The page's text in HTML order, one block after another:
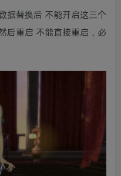
据替换后 不能开启这三个
后重启 不能直接重启，必